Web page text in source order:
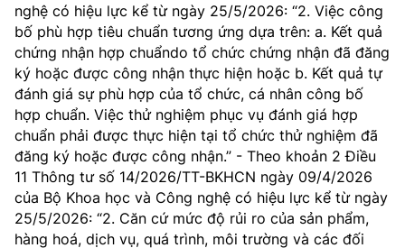
BỘ KHOA HỌC VÀ CÔNG NGHỆ
MINISTRY OF SCIENCE AND TECHNOLOGY
Điều khoản sử dụng Theo dõi MST: Góp ý
Cơ quan chủ quản: Bộ Khoa học và Công nghệ (MST)
Chịu trách nhiệm nội dung: Nguyễn Thị Hải Hằng
Giám đốc Trung tâm Truyền thông Khoa học và Công nghệ.
Liên hệ
nghệ có hiệu lực kể từ ngày 25/5/2026: “2. Việc công
bố phù hợp tiêu chuẩn tương ứng dựa trên: a. Kết quả
chứng nhận hợp chuẩndo tổ chức chứng nhận đã đăng
ký hoặc được công nhận thực hiện hoặc b. Kết quả tự
đánh giá sự phù hợp của tổ chức, cá nhân công bố
hợp chuẩn. Việc thử nghiệm phục vụ đánh giá hợp
chuẩn phải được thực hiện tại tổ chức thử nghiệm đã
đăng ký hoặc được công nhận.” - Theo khoản 2 Điều
11 Thông tư số 14/2026/TT-BKHCN ngày 09/4/2026
của Bộ Khoa học và Công nghệ có hiệu lực kể từ ngày
25/5/2026: “2. Căn cứ mức độ rủi ro của sản phẩm,
hàng hoá, dịch vụ, quá trình, môi trường và các đối